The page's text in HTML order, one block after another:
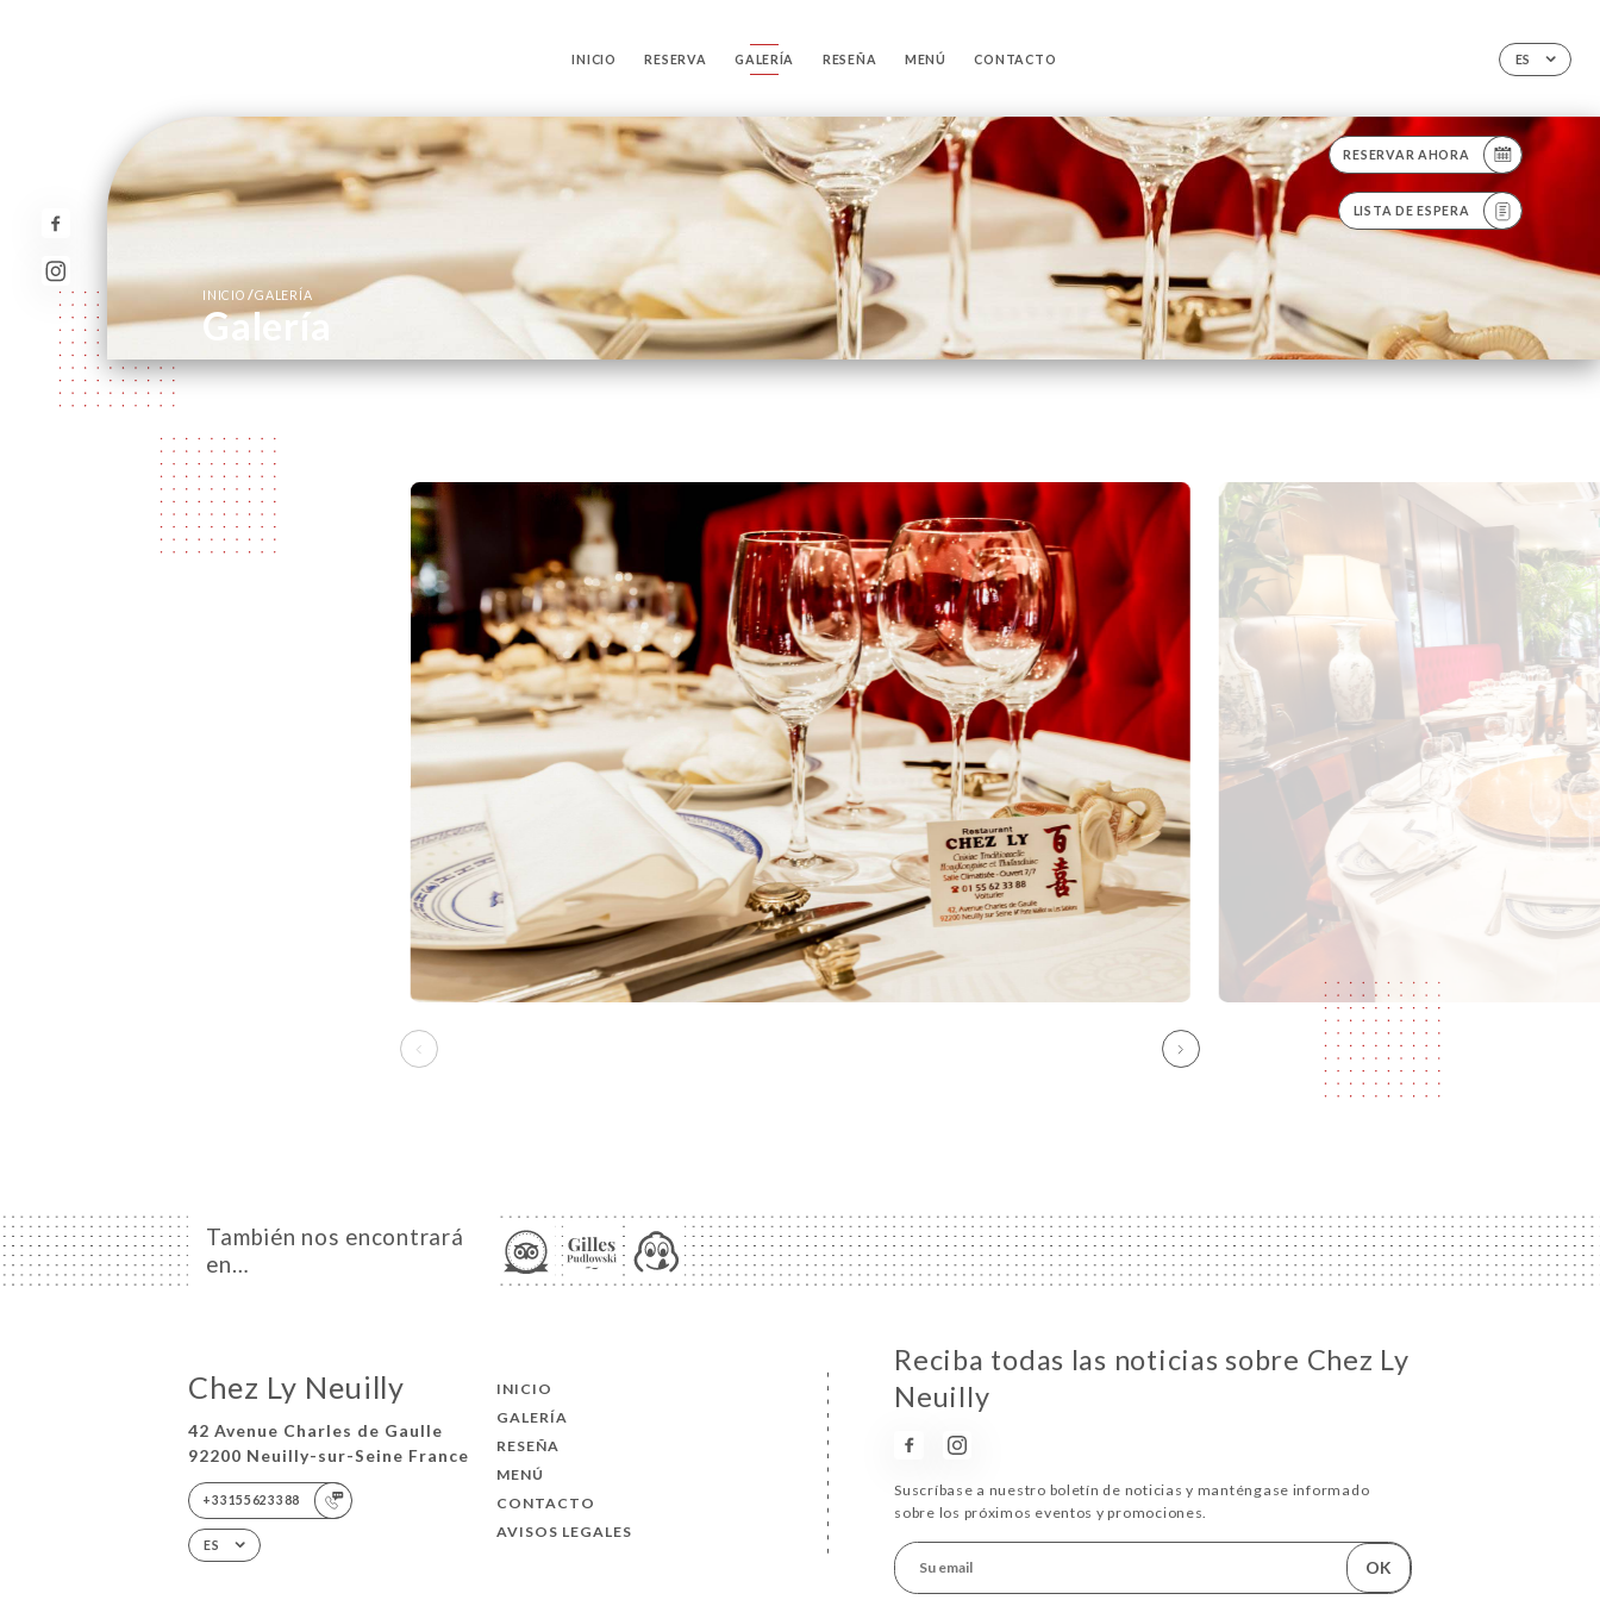
ES
INICIO RESERVA GALERÍA RESEÑA MENÚ CONTACTO
RESERVAR AHORA
LISTA DE ESPERA
INICIO/GALERÍA
Galería
También nos encontrará
en…
Chez Ly Neuilly
42 Avenue Charles de Gaulle
92200 Neuilly-sur-Seine France
+33155623388
ES
INICIO
GALERÍA
RESEÑA
MENÚ
CONTACTO
AVISOS LEGALES
Reciba todas las noticias sobre Chez Ly
Neuilly
Suscríbase a nuestro boletín de noticias y manténgase informado
sobre los próximos eventos y promociones.
OK